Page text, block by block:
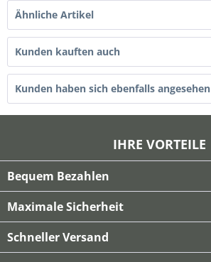
Ähnliche Artikel
Kunden kauften auch
Kunden haben sich ebenfalls angesehen
IHRE VORTEILE
Bequem Bezahlen
Maximale Sicherheit
Schneller Versand